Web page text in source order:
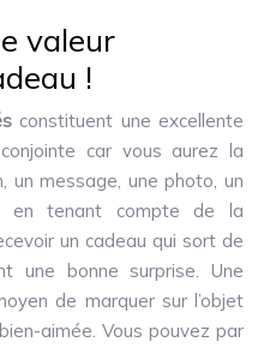
valeur
!
constituent une excellente
car vous aurez la
un message, une photo, un
en tenant compte de la
un cadeau qui sort de
une bonne surprise. Une
de marquer sur l’objet
aimée. Vous pouvez par